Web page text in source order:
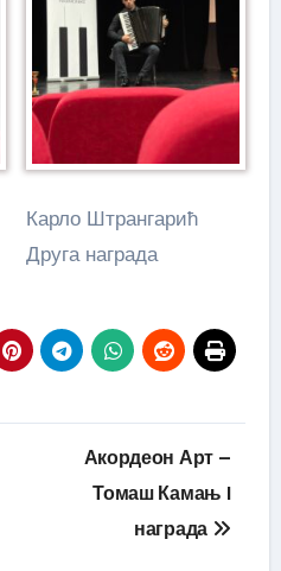
Карло Штрангарић
Друга награда
Акордеон Арт –
Томаш Камањ I
награда